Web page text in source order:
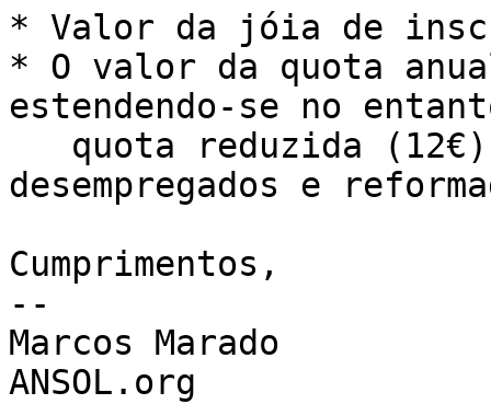
* Valor da jóia de
* O valor da quota
estendendo-se no
quota reduzida (12€)
desempregados e
Cumprimentos,
--
Marcos Marado
ANSOL.org